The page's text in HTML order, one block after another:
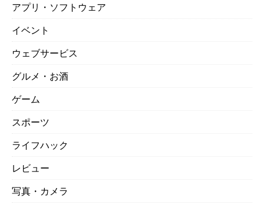
アプリ・ソフトウェア
イベント
ウェブサービス
グルメ・お酒
ゲーム
スポーツ
ライフハック
レビュー
写真・カメラ